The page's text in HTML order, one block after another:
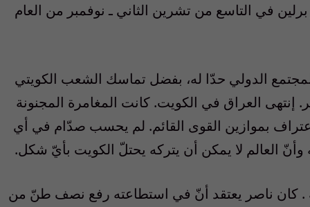
في التاسع من تشرين الثاني ـ نوفمبر من العام
الدولي حدّا له، بفضل تماسك الشعب الكويتي
إنتهى العراق في الكويت. كانت المغامرة المجنونة
بموازين القوى القائم. لم يحسب صدّام في أي
العالم لا يمكن أن يتركه يحتلّ الكويت بأيّ شكل.
كان ناصر يعتقد أنّ في استطاعته رفع نصف طنّ من